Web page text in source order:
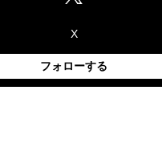
X
フォローする